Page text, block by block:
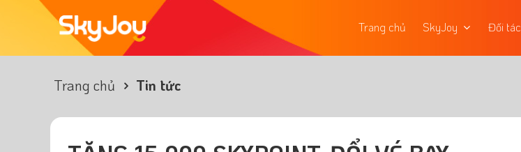
Trang chủ SkyJoy Đối tác
Trang chủ Tin tức